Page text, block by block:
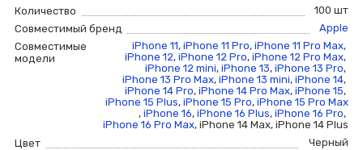
Количество
100 шт
Совместимый бренд
Apple
Совместимые
модели
iPhone 11, iPhone 11 Pro, iPhone 11 Pro Max,
iPhone 12, iPhone 12 Pro, iPhone 12 Pro Max,
iPhone 12 mini, iPhone 13, iPhone 13 Pro,
iPhone 13 Pro Max, iPhone 13 mini, iPhone 14,
iPhone 14 Pro, iPhone 14 Pro Max, iPhone 15,
iPhone 15 Plus, iPhone 15 Pro, iPhone 15 Pro Max
, iPhone 16, iPhone 16 Plus, iPhone 16 Pro,
iPhone 16 Pro Max, iPhone 14 Max, iPhone 14 Plus
Цвет
Черный